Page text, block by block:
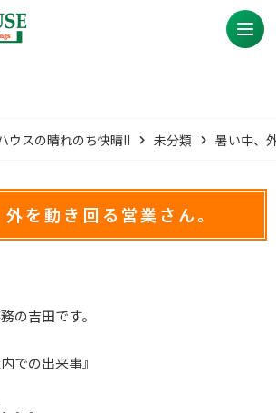
ウスの晴れのち快晴!! 未分類 暑い中、
を動き回る営業さん。
の吉田です。
での出来事』